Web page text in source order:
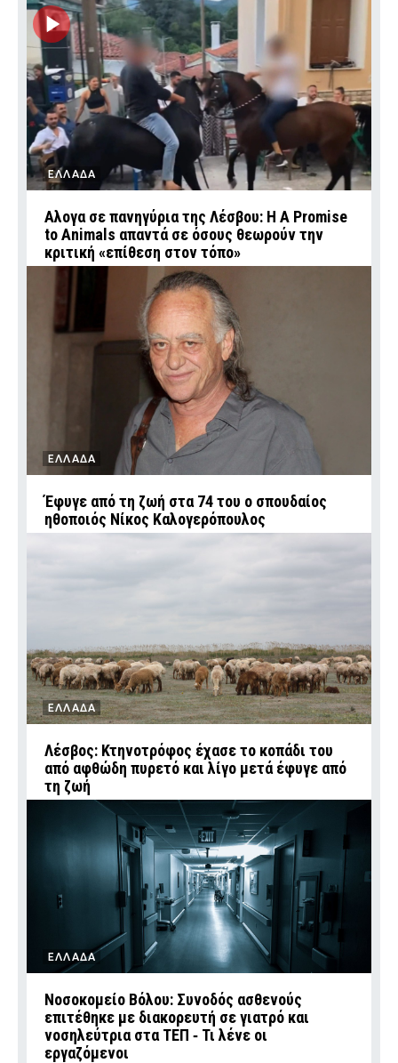
ΕΛΛΑΔΑ
Αλογα σε πανηγύρια της Λέσβου: Η A Promise
to Animals απαντά σε όσους θεωρούν την
κριτική «επίθεση στον τόπο»
ΕΛΛΑΔΑ
Έφυγε από τη ζωή στα 74 του ο σπουδαίος
ηθοποιός Νίκος Καλογερόπουλος
ΕΛΛΑΔΑ
Λέσβος: Κτηνοτρόφος έχασε το κοπάδι του
από αφθώδη πυρετό και λίγο μετά έφυγε από
τη ζωή
ΕΛΛΑΔΑ
Νοσοκομείο Βόλου: Συνοδός ασθενούς
επιτέθηκε με διακορευτή σε γιατρό και
νοσηλεύτρια στα ΤΕΠ ‑ Τι λένε οι
εργαζόμενοι